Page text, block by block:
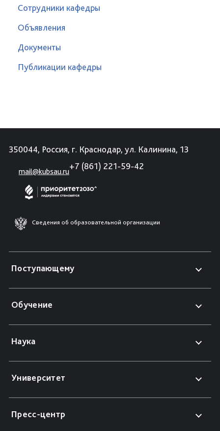
Сотрудники кафедры
Объявления
Документы
Публикации кафедры
350044, Россия, г. Краснодар, ул. Калинина, 13
mail@kubsau.ru
+7 (861) 221-59-42
Сведения об образовательной организации
Поступающему
Обучение
Наука
Университет
Пресс-центр